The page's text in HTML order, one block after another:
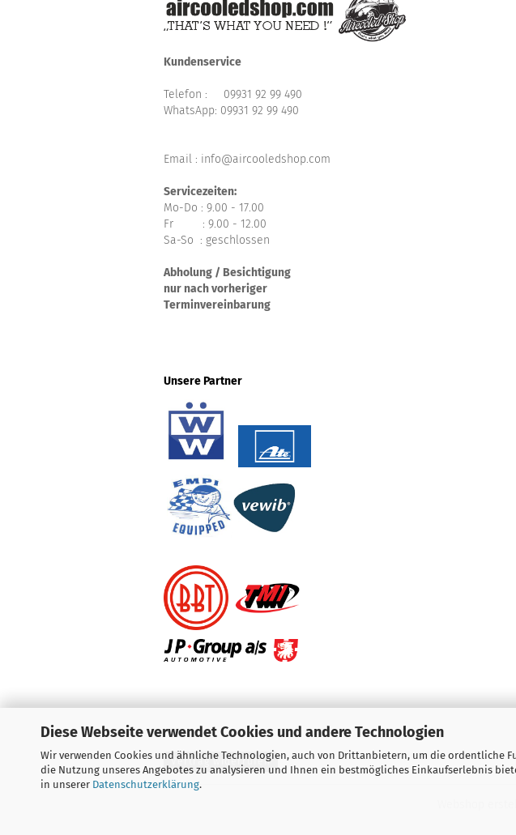
Diese Webseite verwendet Cookies und andere Technologien
Wir verwenden Cookies und ähnliche Technologien, auch von Drittanbietern, um die ordentliche
die Nutzung unseres Angebotes zu analysieren und Ihnen ein bestmögliches Einkaufserlebnis
in unserer Datenschutzerklärung.
Kundenservice
Telefon : 09931 92 99 490
WhatsApp: 09931 92 99 490
Email : info@aircooledshop.com
Servicezeiten:
Mo-Do : 9.00 - 17.00
Fr : 9.00 - 12.00
Sa-So : geschlossen
Abholung / Besichtigung
nur nach vorheriger
Terminvereinbarung
Unsere Partner
Vertrag widerrufen